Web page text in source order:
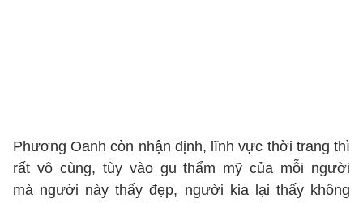
Phương Oanh còn nhận định, lĩnh vực thời trang thì
rất vô cùng, tùy vào gu thẩm mỹ của mỗi người
mà người này thấy đẹp, người kia lại thấy không